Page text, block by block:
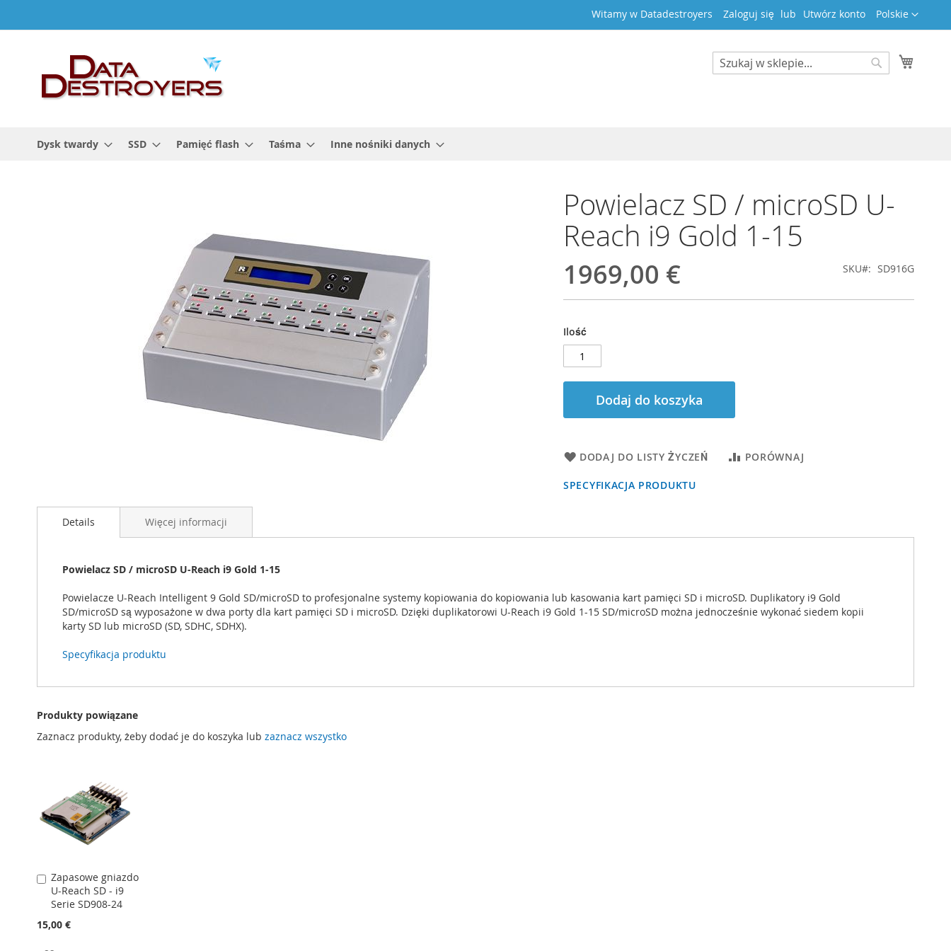
do
Język
Polskie
Witamy w Datadestroyers Zaloguj się Utwórz konto
Search
Dysk twardy SSD Pamięć flash Taśma Inne nośniki danych
Powielacz SD / microSD U-
Reach i9 Gold 1-15
1969,00 € SKU SD916G
Ilość
Dodaj do koszyka
DODAJ DO LISTY ŻYCZEŃ PORÓWNAJ
SPECYFIKACJA PRODUKTU
na
początekDetails
Powielacz SD / microSD U-Reach i9 Gold 1-15
Powielacze U-Reach Intelligent 9 Gold SD/microSD to profesjonalne systemy kopiowania do kopiowania lub kasowania kart pamięci SD i microSD. Duplikatory i9 Gold
SD/microSD są wyposażone w dwa porty dla kart pamięci SD i microSD. Dzięki duplikatorowi U-Reach i9 Gold 1-15 SD/microSD można jednocześnie wykonać siedem kopii
karty SD lub microSD (SD, SDHC, SDHX).
Specyfikacja produktu
Więcej informacji
Produkty powiązane
Zaznacz produkty, żeby dodać je do koszyka lub zaznacz wszystko
Zapasowe gniazdo
U-Reach SD - i9
Serie SD908-24
15,00 €
Dodaj
do
koszyka